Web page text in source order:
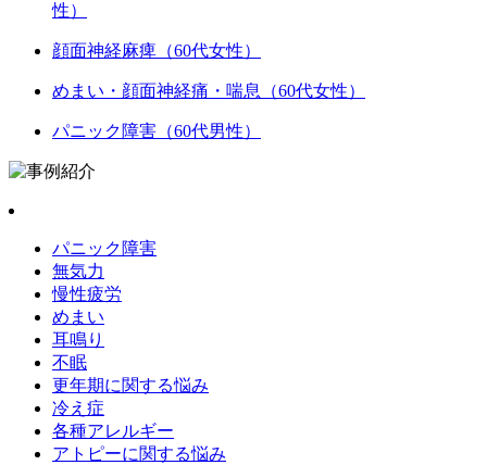
性）
顔面神経麻痺（60代女性）
めまい・顔面神経痛・喘息（60代女性）
パニック障害（60代男性）
パニック障害
無気力
慢性疲労
めまい
耳鳴り
不眠
更年期に関する悩み
冷え症
各種アレルギー
アトピーに関する悩み